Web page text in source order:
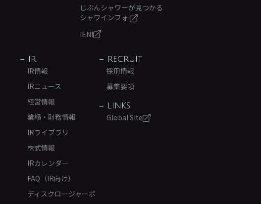
じぶんシャワーが見つかる
シャワインフォ
IENI
IR
IR情報
IRニュース
経営情報
業績・財務情報
IRライブラリ
株式情報
IRカレンダー
FAQ（IR向け）
ディスクロージャーポ
RECRUIT
採用情報
募集要項
LINKS
Global Site